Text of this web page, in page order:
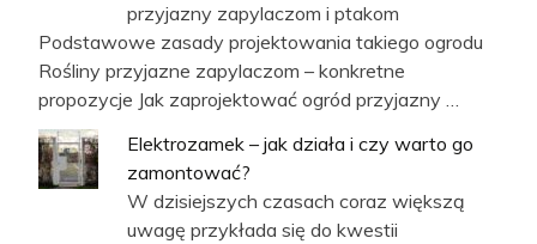
przyjazny zapylaczom i ptakom
Podstawowe zasady projektowania takiego ogrodu
Rośliny przyjazne zapylaczom – konkretne
propozycje Jak zaprojektować ogród przyjazny …
Elektrozamek – jak działa i czy warto go
zamontować?
W dzisiejszych czasach coraz większą
uwagę przykłada się do kwestii